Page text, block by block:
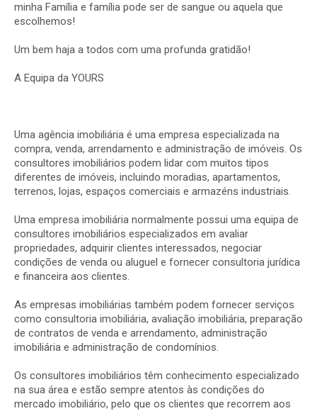
minha Família e família pode ser de sangue ou aquela que
escolhemos!
Um bem haja a todos com uma profunda gratidão!
A Equipa da YOURS
Uma agência imobiliária é uma empresa especializada na
compra, venda, arrendamento e administração de imóveis. Os
consultores imobiliários podem lidar com muitos tipos
diferentes de imóveis, incluindo moradias, apartamentos,
terrenos, lojas, espaços comerciais e armazéns industriais.
Uma empresa imobiliária normalmente possui uma equipa de
consultores imobiliários especializados em avaliar
propriedades, adquirir clientes interessados, negociar
condições de venda ou aluguel e fornecer consultoria jurídica
e financeira aos clientes.
As empresas imobiliárias também podem fornecer serviços
como consultoria imobiliária, avaliação imobiliária, preparação
de contratos de venda e arrendamento, administração
imobiliária e administração de condomínios.
Os consultores imobiliários têm conhecimento especializado
na sua área e estão sempre atentos às condições do
mercado imobiliário, pelo que os clientes que recorrem aos